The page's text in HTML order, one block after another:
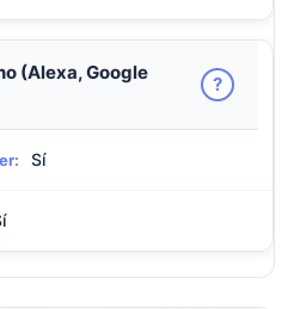
(Alexa, Google
?
Sí